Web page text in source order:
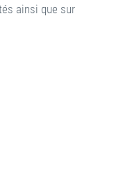
ainsi que sur
de Sorel
Dieu
5N1